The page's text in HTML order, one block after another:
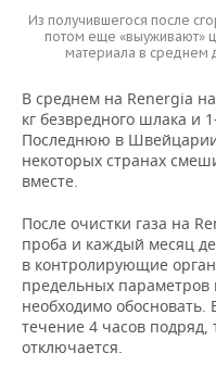
Из получившегося после
потом еще «выуживают»
материала в среднем
В среднем на Renergia
кг безвредного шлака и
Последнюю в
некоторых странах
вместе.
После очистки газа на
проба и каждый месяц
в контролирующие
предельных параметров
необходимо обосновать.
течение 4 часов подряд,
отключается.